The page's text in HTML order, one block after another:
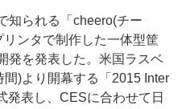
知られる「cheero(チー
ンタで制作した一体型筐
発を発表した。米国ラスベ
)より開幕する「2015 Inter
発表し、CESに合わせて日